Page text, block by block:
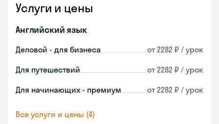
Услуги и цены
Английский язык
Деловой - для бизнеса от 2282 ₽ / урок
Для путешествий от 2282 ₽ / урок
Для начинающих - премиум от 2282 ₽ / урок
Все услуги и цены (4)